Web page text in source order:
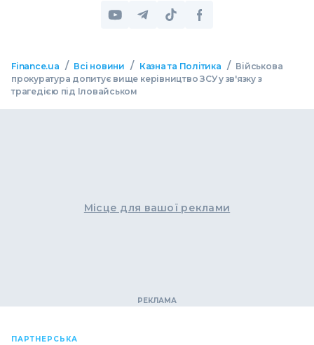
Finance.ua / Всі новини / Казна та Політика / Військова
прокуратура допитує вище керівництво ЗСУ у зв'язку з
трагедією під Іловайськом
Місце для вашої реклами
ПАРТНЕРСЬКА